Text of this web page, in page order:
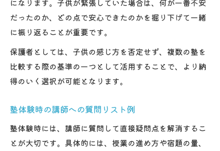
になります。子供が緊張していた場合は、何が一番不安
だったのか、どの点で安心できたのかを掘り下げて一緒
に振り返ることが重要です。
保護者としては、子供の感じ方を否定せず、複数の塾を
比較する際の基準の一つとして活用することで、より納
得のいく選択が可能となります。
塾体験時の講師への質問リスト例
塾体験時には、講師に質問して直接疑問点を解消するこ
とが大切です。具体的には、授業の進め方や宿題の量、